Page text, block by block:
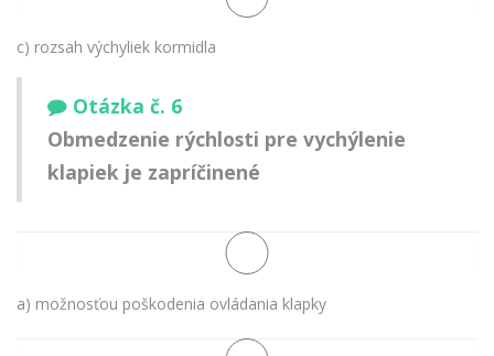
c) rozsah výchyliek kormidla
Otázka č. 6
Obmedzenie rýchlosti pre vychýlenie
klapiek je zapríčinené
a) možnosťou poškodenia ovládania klapky